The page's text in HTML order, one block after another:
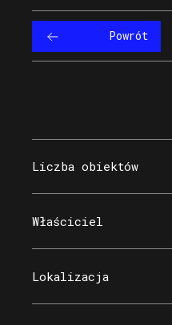
Powrót
Liczba obiektów
Właściciel
Lokalizacja